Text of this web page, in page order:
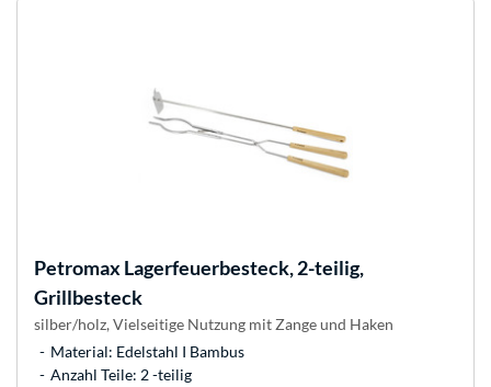
PetromaxLagerfeuerbesteck, 2-teilig,
Grillbesteck
silber/holz, Vielseitige Nutzung mit Zange und Haken
Material: Edelstahl I Bambus
Anzahl Teile: 2 -teilig